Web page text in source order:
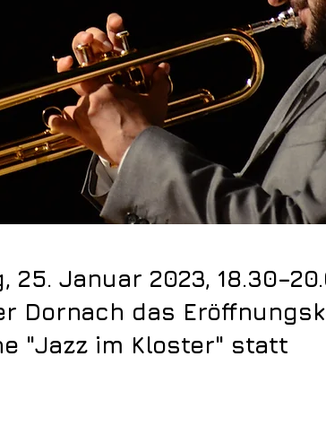
25. Januar 2023,
Dornach das
"Jazz im Kloster" statt